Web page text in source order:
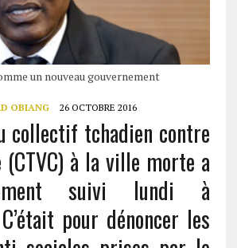
un nouveau gouvernement
OBIANG 26 OCTOBRE 2016
collectif tchadien contre
(CTVC) à la ville morte a
suivi lundi à
C’était pour dénoncer les